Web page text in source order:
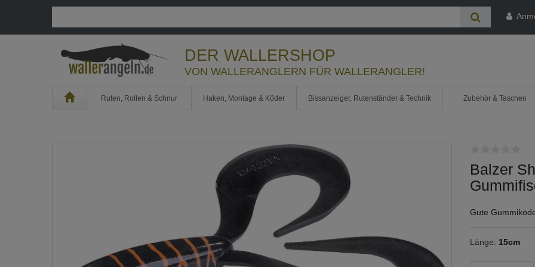
DER WALLERSHOP
VON WALLERANGLERN FÜR WALLERANGLER!
Home Ruten, Rollen & Schnur Haken, Montage & Köder Bissanzeiger, Rutenständer & Technik Zubehör & Taschen
Balzer
Gute
Länge: 15cm